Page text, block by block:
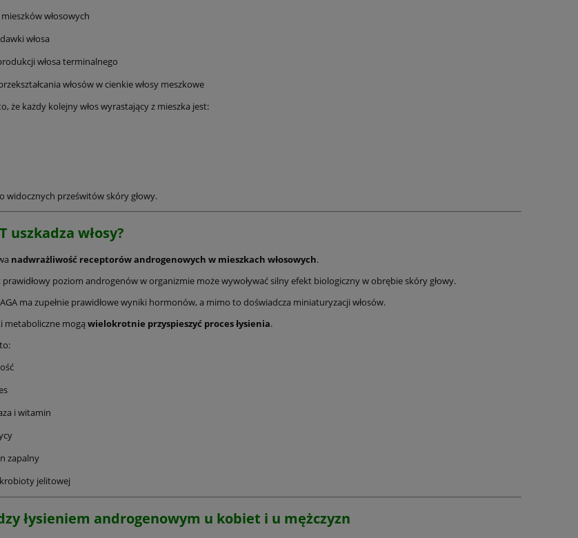
włosowych
włosa
włosa terminalnego
włosów w cienkie włosy meszkowe
że każdy kolejny włos wyrastający z mieszka jest:
widocznych prześwitów skóry głowy.
uszkadza włosy?
nadwrażliwość receptorów androgenowych w mieszkach włosowych.
prawidłowy poziom androgenów w organizmie może wywoływać silny efekt biologiczny w obrębie skóry głowy.
ma zupełnie prawidłowe wyniki hormonów, a mimo to doświadcza miniaturyzacji włosów.
metaboliczne mogą wielokrotnie przyspieszyć proces łysienia.
i witamin
zapalny
jelitowej
łysieniem androgenowym u kobiet i u mężczyzn